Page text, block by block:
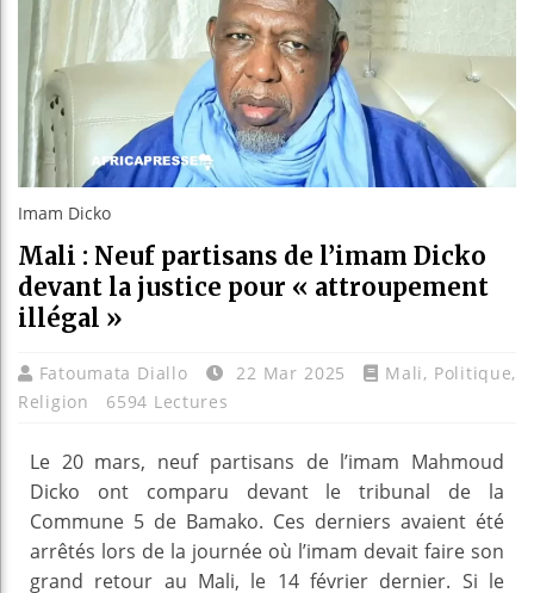
Bénin :
Imam Dicko
Mali : Neuf partisans de l’imam Dicko
devant la justice pour « attroupement
illégal »
Fatoumata Diallo 22 Mar 2025 Mali, Politique,
Religion
6594 Lectures
Le 20 mars, neuf partisans de l’imam Mahmoud
Dicko ont comparu devant le tribunal de la
Commune 5 de Bamako. Ces derniers avaient été
arrêtés lors de la journée où l’imam devait faire son
grand retour au Mali, le 14 février dernier. Si le